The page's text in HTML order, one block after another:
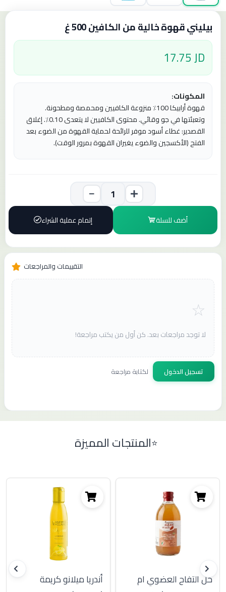
بيليني قهوة خالية من الكافين 500 غ
17.75 JD
المكونات:
قهوة أرابيكا 100٪ منزوعة الكافيين ومحمصة ومطحونة.
وتعبئتها في جو وقائي. محتوى الكافيين لا يتعدى 0.10٪. إغلاق
القصدير: غطاء أسود موفر للرائحة لحماية القهوة من الضوء بعد
الفتح (الأكسجين والضوء يغيران القهوة بمرور الوقت).
أضف للسلة إتمام عملية الشراء
التقييمات والمراجعات
لا توجد مراجعات بعد. كن أول من يكتب مراجعة!
تسجيل الدخول لكتابة مراجعة
المنتجات المميزة
خل التفاح العضوي ام
أندريا ميلانو كريمة